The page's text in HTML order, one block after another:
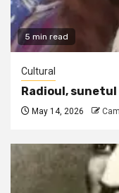
5 min read
Cultural
Radioul,
May 14, 2026